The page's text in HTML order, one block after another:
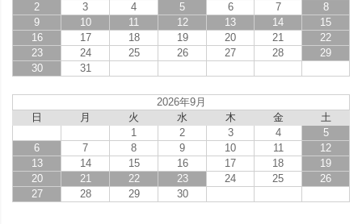
2
3 4 5 6 7
8
9
10 11 12 13 14
15
16
17 18 19 20 21
22
23
24 25 26 27 28
29
30
31
2026年9月
日
月 火 水 木 金
土
1
2 3 4
5
6
7 8 9 10 11
12
13
14 15 16 17 18
19
20
21 22 23 24 25
26
27
28 29 30